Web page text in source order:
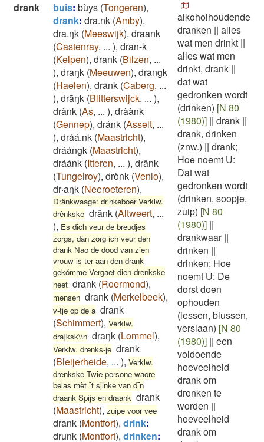
drank
buis: bùys (Tongeren),
drank: dra.nk (Amby),
dra.ŋk (Meeswijk), draank
(Castenray, ... ), dran-k
(Kelpen), drank (Bilzen, ...
), draŋk (Meeuwen), drāngk
(Haelen), drānk (Caberg, ...
), drāŋk (Blitterswijck, ... ),
drànk (As, ... ), dràànk
(Gennep), dránk (Asselt, ...
), dráá.nk (Maastricht),
dráángk (Maastricht),
dráánk (Itteren, ... ), drânk
(Tungelroy), drònk (Venlo),
dr‧aŋk (Neeroeteren),
Drânkwaage: drinkeboer Verklw.
drênkske drânk (Altweert, ...
), Es dich veur de breudjes
zorgs, dan zorg ich veur den
drank Nao de dood van zien
vrouw is-ter aan den drank
gekómme Vergaet dien drenkske
neet drank (Roermond),
mensen drank (Merkelbeek),
v-tje op de a drank
(Schimmert), Verklw.
dra]ksk\\n draŋk (Lommel),
Verklw. drenks-je drank
(Bleijerheide, ... ), Verklw.
drenkske Twie persone waore
belas mèt ¯t sjinke van d¯n
draank Spijs en draank drank
(Maastricht), zuipe voor vee
drank (Montfort), drink:
drunk (Montfort), drinken:
alkoholhoudende
dranken || alles
wat men drinkt ||
alles wat men
drinkt, drank ||
dat wat
gedronken wordt
(drinken) [N 80
(1980)] || drank ||
drank, drinken
(znw.) || drank;
Hoe noemt U:
Dat wat
gedronken wordt
(drinken, soopje,
zuip) [N 80
(1980)] ||
drankwaar||
drinken ||
drinken; Hoe
noemt U: De
dorst doen
ophouden
(lessen, blussen,
verslaan) [N 80
(1980)] || een
voldoende
hoeveelheid
drank om
dronken te
worden ||
hoeveelheid
drank om